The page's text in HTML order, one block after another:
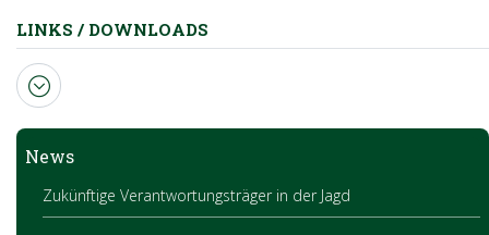
LINKS / DOWNLOADS
News
Zukünftige Verantwortungsträger in der Jagd